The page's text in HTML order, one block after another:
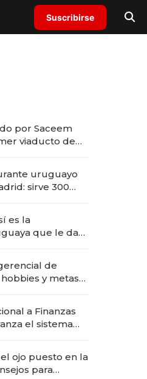
Suscribirse
por Saceem
viaducto de
uruguayo
sirve 300
es la
que le da
de
y metas
a Finanzas
el sistema
ojo puesto en la
para